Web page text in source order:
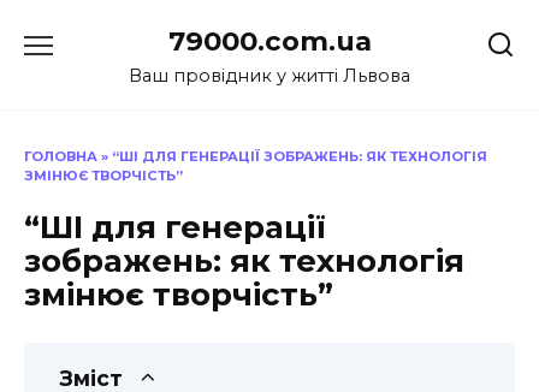
до
79000.com.ua
Ваш провідник у житті Львова
ГОЛОВНА » “ШІ ДЛЯ ГЕНЕРАЦІЇ ЗОБРАЖЕНЬ: ЯК ТЕХНОЛОГІЯ
ЗМІНЮЄ ТВОРЧІСТЬ”
“ШІ для генерації
зображень: як технологія
змінює творчість”
Зміст